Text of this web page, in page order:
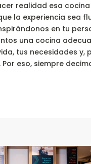
realidad esa
la experiencia sea
en tu
una cocina
tus necesidades y,
eso, siempre